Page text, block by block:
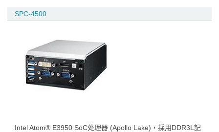
SPC-4500
Intel Atom® E3950 SoC处理器 (Apollo Lake)，採用DDR3L記